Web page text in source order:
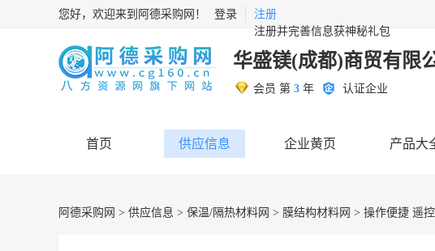
您好，欢迎来到阿德采购网！ 登录
注册
注册并完善信息获神秘礼包
华盛镁(成都)商贸有限
会员 第 3 年 认证企业
首页 供应信息 企业黄页 产品大
阿德采购网 > 供应信息 > 保温/隔热材料网 > 膜结构材料网 > 操作便捷 遥